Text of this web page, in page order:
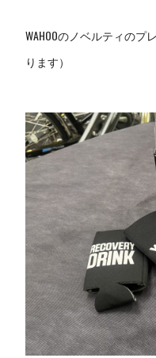
WAHOOのノベルティの
ります）